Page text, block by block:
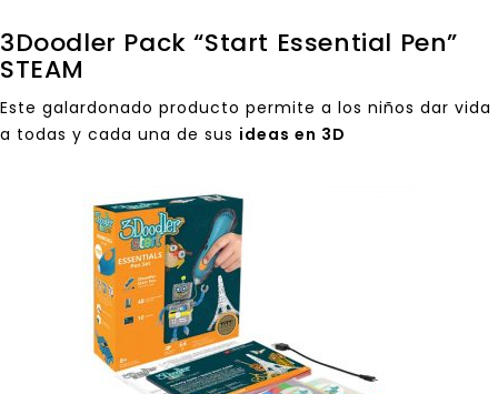
3Doodler Pack “Start Essential Pen”
STEAM
Este galardonado producto permite a los niños dar vida
a todas y cada una de sus ideas en 3D